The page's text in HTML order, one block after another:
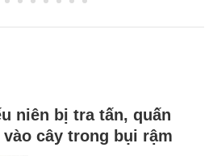
niên bị tra tấn, quấn
cây trong bụi rậm